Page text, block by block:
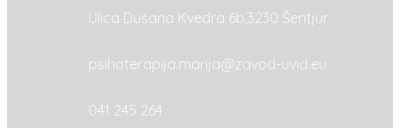
Ulica Dušana Kvedra 6b,3230 Šentjur
psihoterapija.marija@zavod-uvid.eu
041 245 264